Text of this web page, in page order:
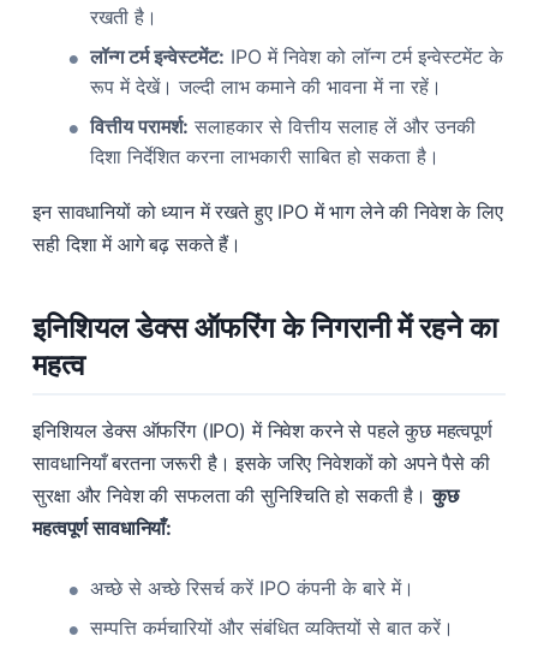
रखती है।
लॉन्ग टर्म इन्वेस्टमेंट: IPO में निवेश को लॉन्ग टर्म इन्वेस्टमेंट के
रूप में देखें। जल्दी लाभ कमाने की भावना में ना रहें।
वित्तीय परामर्श: सलाहकार से वित्तीय सलाह लें और उनकी
दिशा निर्देशित करना लाभकारी साबित हो सकता है।
इन सावधानियों को ध्यान में रखते हुए IPO में भाग लेने की निवेश के लिए
सही दिशा में आगे बढ़ सकते हैं।
इनिशियल डेक्स ऑफरिंग के निगरानी में रहने का
महत्व
इनिशियल डेक्स ऑफरिंग (IPO) में निवेश करने से पहले कुछ महत्वपूर्ण
सावधानियाँ बरतना जरूरी है। इसके जरिए निवेशकों को अपने पैसे की
सुरक्षा और निवेश की सफलता की सुनिश्चिति हो सकती है।कुछ
महत्वपूर्ण सावधानियाँ:
अच्छे से अच्छे रिसर्च करें IPO कंपनी के बारे में।
सम्पत्ति कर्मचारियों और संबंधित व्यक्तियों से बात करें।